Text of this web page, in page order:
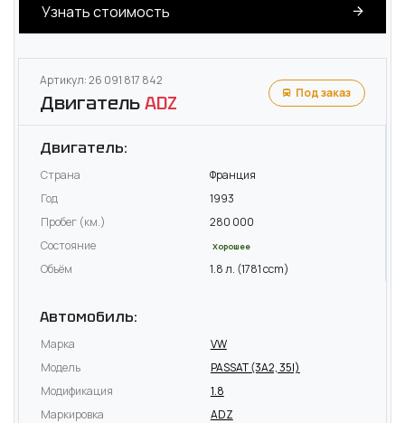
Узнать стоимость
Артикул: 26 091 817 842
ДвигательADZ Под заказ
Двигатель:
Страна
Франция
Год
1993
Пробег (км.)
280 000
Состояние
Хорошее
Объём 1.8 л. (1781 ccm)
Автомобиль:
Марка
VW
Модель
PASSAT (3A2, 35I)
Модификация
1.8
Маркировка
ADZ